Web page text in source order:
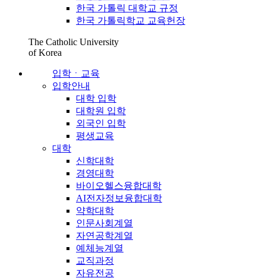
한국 가톨릭 대학교 규정
한국 가톨릭학교 교육헌장
The Catholic University
of Korea
입학ㆍ교육
입학안내
대학 입학
대학원 입학
외국인 입학
평생교육
대학
신학대학
경영대학
바이오헬스융합대학
AI전자정보융합대학
약학대학
인문사회계열
자연공학계열
예체능계열
교직과정
자유전공